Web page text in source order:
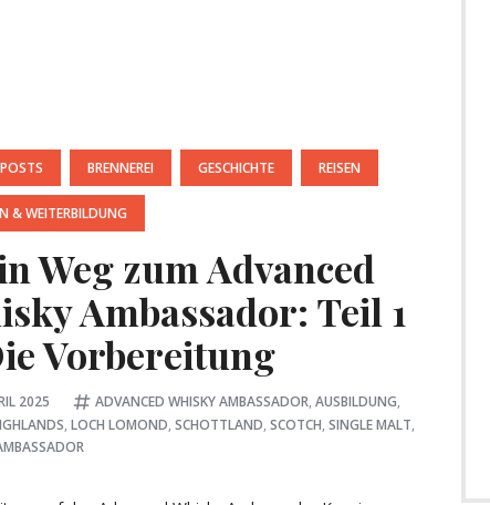
BRENNEREI GESCHICHTE REISEN
& WEITERBILDUNG
Weg zum Advanced
Ambassador: Teil 1
Vorbereitung
2025 Tagged:
ADVANCED WHISKY AMBASSADOR, AUSBILDUNG,
, LOCH LOMOND, SCHOTTLAND, SCOTCH, SINGLE MALT,